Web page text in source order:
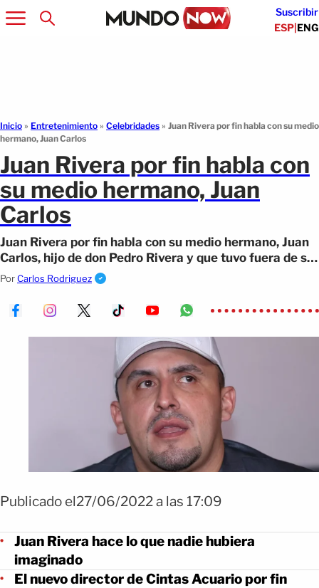
Suscribir
ESP|ENG
Inicio » Entretenimiento » Celebridades » Juan Rivera por fin habla con su medio
hermano, Juan Carlos
Juan Rivera por fin habla con
su medio hermano, Juan
Carlos
Juan Rivera por fin habla con su medio hermano, Juan
Carlos, hijo de don Pedro Rivera y que tuvo fuera de su
matrimonio con la Señora Rosa.
PorCarlos Rodriguez
Publicado el27/06/2022 a las 17:09
Juan Rivera hace lo que nadie hubiera
imaginado
El nuevo director de Cintas Acuario por fin